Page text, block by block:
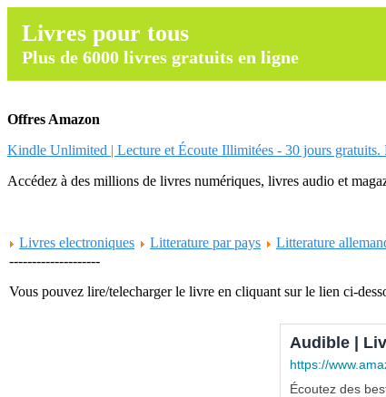
Livres pour tous
Plus de 6000 livres gratuits en ligne
Offres Amazon
Kindle Unlimited | Lecture et Écoute Illimitées - 30 jours gratuits.
Accédez à des millions de livres numériques, livres audio et
Livres electroniques
Litterature par pays
Litterature
--------------------
Vous pouvez lire/telecharger le livre en cliquant sur le lien ci-
Audible |
https://
Écoutez des